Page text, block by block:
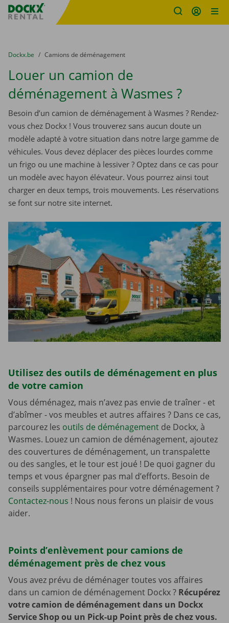
sitename
You are here:
du
Dockx.be to
Camions de déménagement
Louer un camion de
déménagement à Wasmes ?
Besoin d’un camion de déménagement à Wasmes ? Rendez-
vous chez Dockx ! Vous trouverez sans aucun doute un
modèle adapté à votre situation dans notre large gamme de
véhicules. Vous devez déplacer des pièces lourdes comme
un frigo ou une machine à lessiver ? Optez dans ce cas pour
un modèle avec hayon élévateur. Vous pourrez ainsi tout
charger en deux temps, trois mouvements. Les réservations
se font sur notre site internet.
Utilisez des outils de déménagement en plus
de votre camion
Vous déménagez, mais n’avez pas envie de traîner - et
d’abîmer - vos meubles et autres affaires ? Dans ce cas,
parcourez les outils de déménagement de Dockx, à
Wasmes. Louez un camion de déménagement, ajoutez
des couvertures de déménagement, un transpalette
ou des sangles, et le tour est joué ! De quoi gagner du
temps et vous épargner pas mal d’efforts. Besoin de
conseils supplémentaires pour votre déménagement ?
Contactez-nous ! Nous nous ferons un plaisir de vous
aider.
Points d’enlèvement pour camions de
déménagement près de chez vous
Vous avez prévu de déménager toutes vos affaires
dans un camion de déménagement Dockx ? Récupérez
votre camion de déménagement dans un Dockx
Service Shop ou un Pick-up Point près de chez vous.